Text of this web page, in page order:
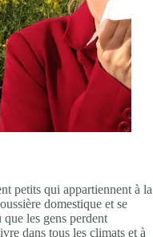
petits qui appartiennent à la
domestique et se
les gens perdent
dans tous les climats et à